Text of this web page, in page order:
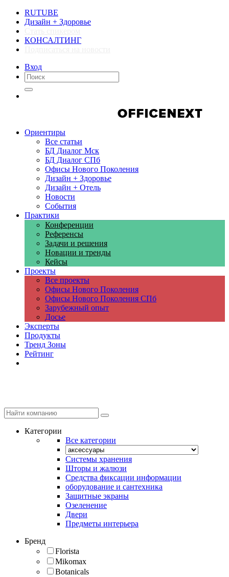
RUTUBE
Дизайн + Здоровье
КОНСАЛТИНГ
Вход
Ориентиры
Все статьи
БД Диалог Мск
БД Диалог СПб
Офисы Нового Поколения
Дизайн + Здоровье
Дизайн + Отель
Новости
События
Практики
Конференции
Референсы
Задачи и решения
Новации и тренды
Кейсы
Проекты
Все проекты
Офисы Нового Поколения
Офисы Нового Поколения СПб
Зарубежный опыт
Досье
Эксперты
Продукты
Тренд Зоны
Рейтинг
Категории
Все категории
Cистемы хранения
Шторы и жалюзи
Средства фиксации информации
оборудование и сантехника
Защитные экраны
Озеленение
Двери
Предметы интерьера
Бренд
Florista
Mikomax
Botanicals